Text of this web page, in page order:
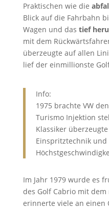
Praktischen wie die
Blick auf die Fahrbahn
Wagen und das tief
mit dem
überzeugte auf allen
lief der einmillionste
Info:
1975 brachte VW den
Turismo Injektion
Klassiker
Einspritztechnik und
Im Jahr 1979 wurde es
des Golf Cabrio mit
erinnerte viele an einen